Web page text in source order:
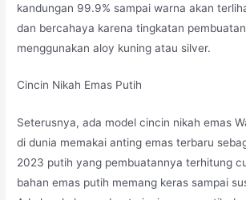
kandungan 99.9% sampai warna akan
dan bercahaya karena tingkatan
menggunakan aloy kuning atau silver.
Cincin Nikah Emas Putih
Seterusnya, ada model cincin nikah emas
di dunia memakai anting emas terbaru
2023 putih yang pembuatannya terhitung
bahan emas putih memang keras sampai